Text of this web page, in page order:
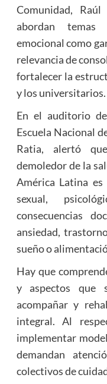
Comunidad,
abordan temas
emocional como
relevancia de
fortalecer la
y los universitarios.
En el auditorio
Escuela Nacional
Ratia, alertó
demoledor de la
América Latina
sexual,
consecuencias
ansiedad,
sueño o
Hay que
y aspectos que
acompañar y
integral. Al
implementar
demandan
colectivos de